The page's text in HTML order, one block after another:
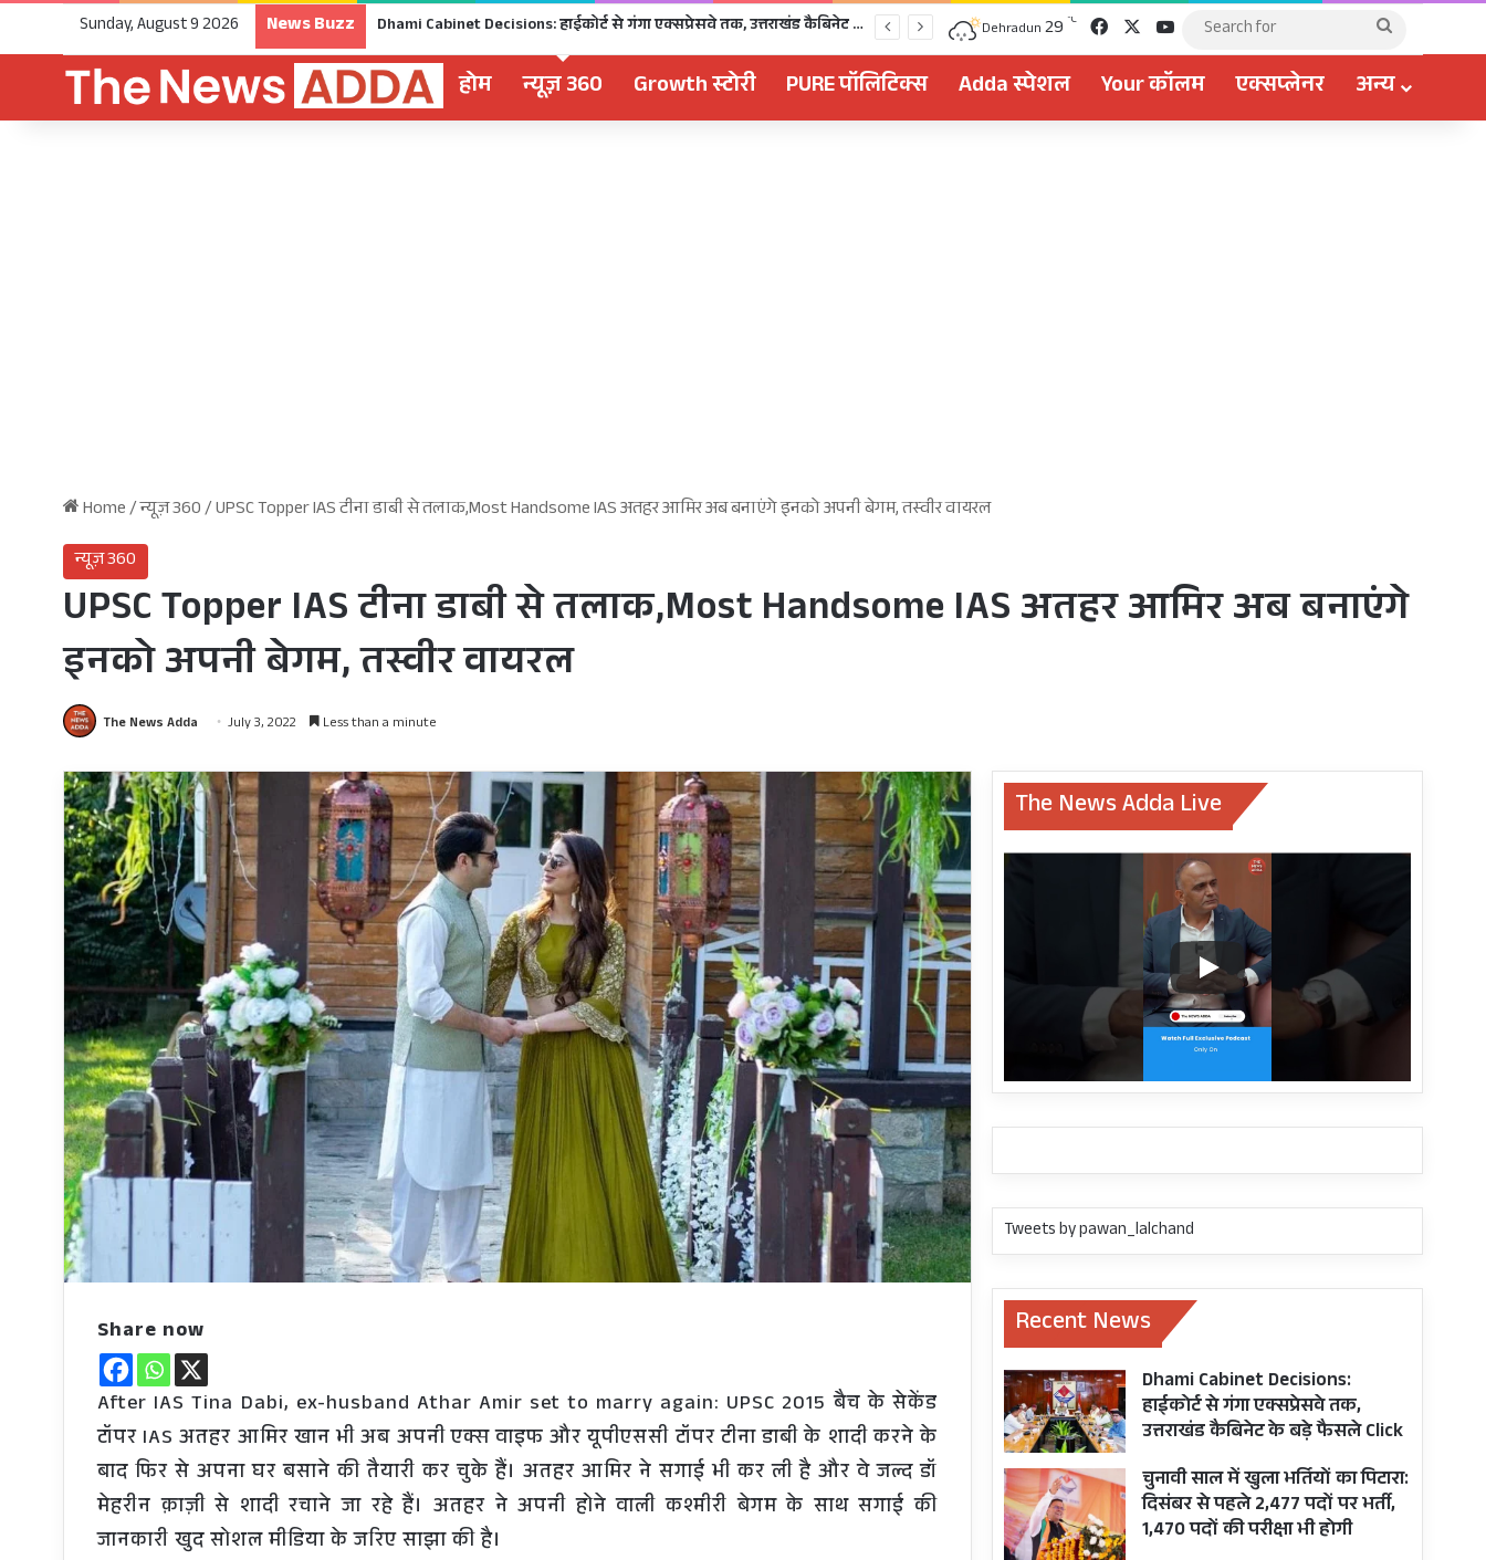
Sunday, August 9 2026 News Buzz चुनावी साल में खुला भर्तियों का पिटारा: दिसंबर से पहले 2,477 पदों पर भर्ती, 1,470 पदों की परीक्षा भी होगी Dehradun 29 ℃ FacebookYouTube
Search
होम न्यूज़ 360 Growth स्टोरी PURE पॉलिटिक्स Adda स्पेशल Your कॉलम एक्सप्लेनर अन्य
Home/न्यूज़ 360/UPSC Topper IAS टीना डाबी से तलाक,Most Handsome IAS अतहर आमिर अब बनाएंगे इनको अपनी बेगम, तस्वीर वायरल
न्यूज़ 360
UPSC Topper IAS टीना डाबी से तलाक,Most Handsome IAS अतहर आमिर अब बनाएंगे
इनको अपनी बेगम, तस्वीर वायरल
The News Adda July 3, 2022 Less than a minute
Share now
After IAS Tina Dabi, ex-husband Athar Amir set to marry again: UPSC 2015 बैच के सेकेंड
टॉपर IAS अतहर आमिर खान भी अब अपनी एक्स वाइफ और यूपीएससी टॉपर टीना डाबी के शादी करने के
बाद फिर से अपना घर बसाने की तैयारी कर चुके हैं। अतहर आमिर ने सगाई भी कर ली है और वे जल्द डॉ
मेहरीन क़ाज़ी से शादी रचाने जा रहे हैं। अतहर ने अपनी होने वाली कश्मीरी बेगम के साथ सगाई की
जानकारी खुद सोशल मीडिया के जरिए साझा की है।
The News Adda Live
Tweets by pawan_lalchand
Recent News
Dhami Cabinet Decisions:
हाईकोर्ट से गंगा एक्सप्रेसवे तक,
उत्तराखंड कैबिनेट के बड़े फैसले Click
चुनावी साल में खुला भर्तियों का पिटारा:
दिसंबर से पहले 2,477 पदों पर भर्ती,
1,470 पदों की परीक्षा भी होगी